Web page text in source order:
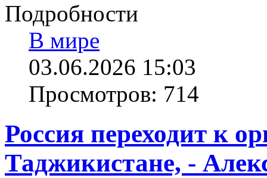
Подробности
В мире
03.06.2026 15:03
Просмотров: 714
Россия переходит к
Таджикистане, -